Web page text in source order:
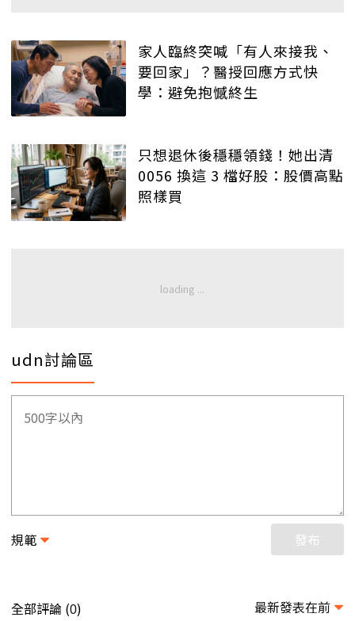
家人臨終突喊「有人來接我、
要回家」？醫授回應方式快
學：避免抱憾終生
只想退休後穩穩領錢！她出清
0056 換這 3 檔好股：股價高點
照樣買
udn討論區
規範 發布
全部評論 (0) 最新發表在前